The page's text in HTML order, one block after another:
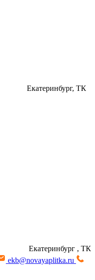
Екатеринбург, ТК
Екатеринбург , ТК
ekb@novayaplitka.ru